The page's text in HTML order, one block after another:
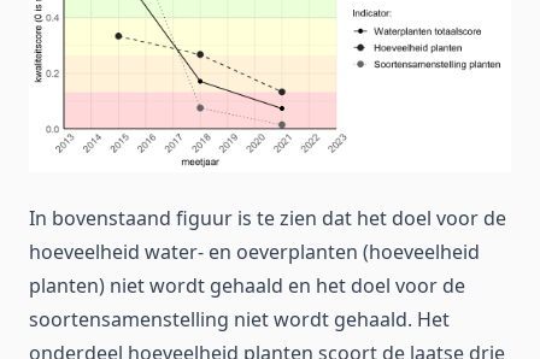
In bovenstaand figuur is te zien dat het doel voor de
hoeveelheid water- en oeverplanten (hoeveelheid
planten) niet wordt gehaald en het doel voor de
soortensamenstelling niet wordt gehaald. Het
onderdeel hoeveelheid planten scoort de laatse drie